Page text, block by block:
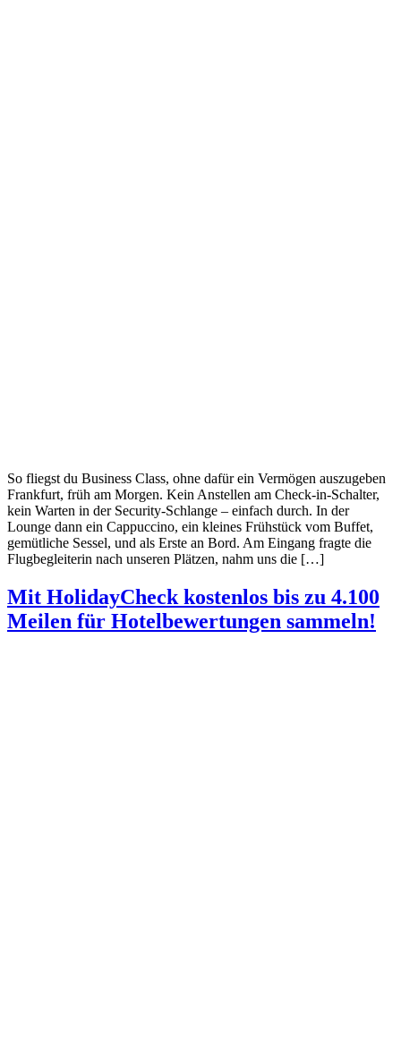
So fliegst du Business Class, ohne dafür ein Vermögen auszugeben
Frankfurt, früh am Morgen. Kein Anstellen am Check-in-Schalter,
kein Warten in der Security-Schlange – einfach durch. In der
Lounge dann ein Cappuccino, ein kleines Frühstück vom Buffet,
gemütliche Sessel, und als Erste an Bord. Am Eingang fragte die
Flugbegleiterin nach unseren Plätzen, nahm uns die […]
Mit HolidayCheck kostenlos bis zu 4.100
Meilen für Hotelbewertungen sammeln!